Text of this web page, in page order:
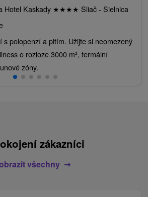
Hotel Kaskady ★★★★ Sliač - Sielnica
s polopenzí a pitím. Užijte si neomezený
o rozloze 3000 m², termální
zóny.
zákazníci
všechny